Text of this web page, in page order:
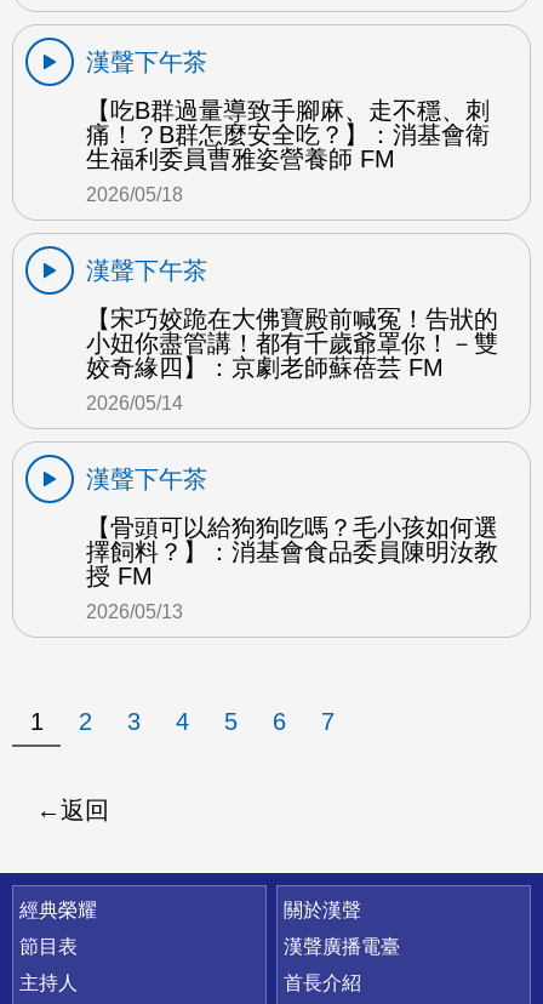
漢聲下午茶
【吃B群過量導致手腳麻、走不穩、刺
痛！？B群怎麼安全吃？】：消基會衛
生福利委員曹雅姿營養師 FM
2026/05/18
漢聲下午茶
【宋巧姣跪在大佛寶殿前喊冤！告狀的
小妞你盡管講！都有千歲爺罩你！－雙
姣奇緣四】：京劇老師蘇蓓芸 FM
2026/05/14
漢聲下午茶
【骨頭可以給狗狗吃嗎？毛小孩如何選
擇飼料？】：消基會食品委員陳明汝教
授 FM
2026/05/13
1 2 3 4 5 6 7
返回
快速連結
經典榮耀
節目表
主持人
關於漢聲
漢聲廣播電臺
首長介紹